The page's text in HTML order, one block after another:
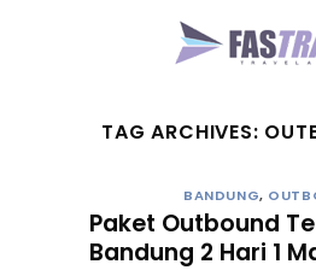
TAG ARCHIVES:
BANDUNG,
Paket Outbound
Bandung 2 Hari 1